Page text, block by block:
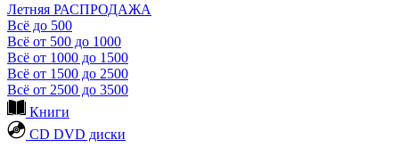
Летняя РАСПРОДАЖА
Всё до 500
Всё от 500 до 1000
Всё от 1000 до 1500
Всё от 1500 до 2500
Всё от 2500 до 3500
Книги
CD DVD диски